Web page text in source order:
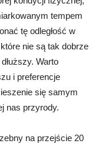
tempem
tę odległość w
nie są tak dobrze
Warto
i preferencje
się samym
nas przyrody.
na przejście 20